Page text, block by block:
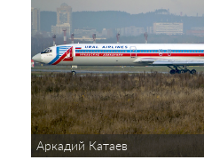
Аркадий Катаев